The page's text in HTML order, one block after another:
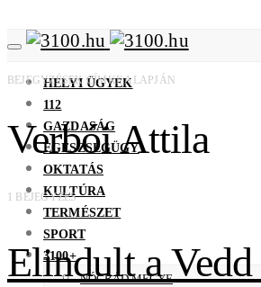
HELYI ÜGYEK
112
GAZDASÁG
EGÉSZSÉGÜGY
OKTATÁS
KULTÚRA
TERMÉSZET
SPORT
3100+
NÓGRÁD MEGYE
BEJEGYZÉSEK CÍMKE ALAPJÁN
Verbói Attila
1 BEJEGYZÉS
Elindult a